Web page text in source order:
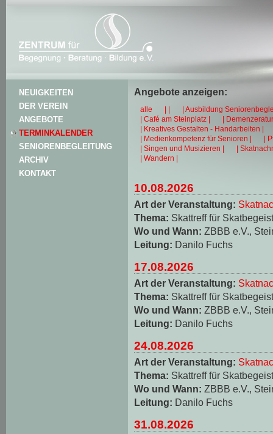
NEUIGKEITEN
DER VEREIN
ANGEBOTE
TERMINKALENDER
SENIORENBEGLEITUNG
ARCHIV
KONTAKT
Angebote anzeigen:
alle | |
| Ausbildung
| Café am Steinplatz |
|
| Kreatives Gestalten - Handarbeiten |
| Medienkompetenz für Senioren |
|
| Singen und Musizieren |
|
| Wandern |
10.08.2026
Art der Veranstaltung:
Thema: Skattreff für
Wo und Wann: ZBBB e.V.,
Leitung: Danilo Fuchs
17.08.2026
Art der Veranstaltung:
Thema: Skattreff für
Wo und Wann: ZBBB e.V.,
Leitung: Danilo Fuchs
24.08.2026
Art der Veranstaltung:
Thema: Skattreff für
Wo und Wann: ZBBB e.V.,
Leitung: Danilo Fuchs
31.08.2026